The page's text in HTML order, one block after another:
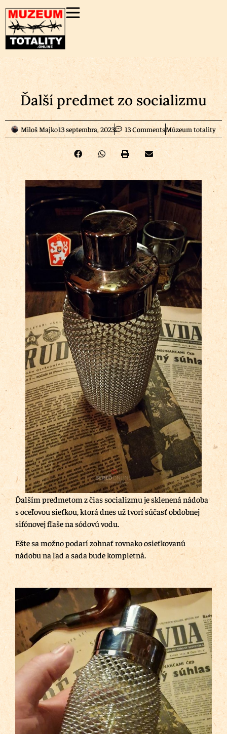
Ďalší predmet zo socializmu
Miloš Majko13 septembra, 2023 13 CommentsMúzeum totality
Ďalším predmetom z čias socializmu je sklenená nádoba
s oceľovou sieťkou, ktorá dnes už tvorí súčasť obdobnej
sifónovej fľaše na sódovú vodu.
Ešte sa možno podarí zohnať rovnako osieťkovanú
nádobu na ľad a sada bude kompletná.